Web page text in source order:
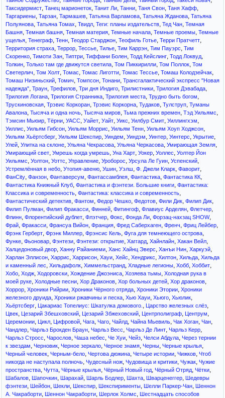
Таксидермист, Танец марионеток, Танит Ли, Танни, Таня Свон, Таня Хафф,
Таргариены, Тарзан, Тармашев, Татьяна Варламова, Татьяна Жданова, Татьяна
Полуянова, Татьяна Томах, Твидл, Теги: планы издательств, Тед Чан, Темная
Башня, Темная башня, Темная материя, Темные начала, Темные проемы, Темные
ущелья, Тенеграф, Тенн, Теодор Старджон, Теофиль Готье, Терри Пратчетт,
Территория страха, Террор, Тессье, Тилье, Тим Каррэн, Тим Пауэрс, Тим
Скоренко, Тимоти Зан, Типтри, Тиффани Болен, Тодд Кейслинг, Тодд Локвуд,
Толкин, Только там где движутся светила, Том Пиккирилли, Том Поллок, Том
Светерлич, Том Холт, Томас, Томас Лиготти, Томас Тессье, Томаш Колодзейчак,
Томаш Низиньский, Томич, Томпсон, Тонани, Трансгалактический экспресс "Новая
надежда", Траун, Трефилов, Три дня Индиго, Трилистники, Трилогия Дэвабада,
Трилогия Логана, Трилогия Странника, Трилогия места, Трудно быть богом,
Трускиновская, Трэвис Коркоран, Трэвис Коркорна, Тудаков, Тулструп, Туманы
Авалона, Тысяча и одна ночь, Тысяча миров, Тьма прежних времен, Тэд Уильямс,
Тэмсин Мьюир, Тёрни, УАСС, Уайет, Уайт, Уикс, Уилбур Смит, Уиллингхэм,
Уиллис, Уильям Гибсон, Уильям Моррис, Уильям Тенн, Уильям Хоуп Ходжсон,
Уильям Хьёртсберг, Уильям Шекспир, Уиндем, Уиндэм, Уинтер, Уинтерс, Укрытие,
Улей, Улитка на склоне, Ульяна Чекрасова, Ульяна Черкасова, Умирающая Земля,
Умирающий свет, Умрешь когда умрешь, Уна Харт, Уокер, Уоллес, Уолтер Йон
Уильямс, Уолтон, Уоттс, Управление, Уроборос, Урсула Ле Гуин, Успенский,
Устремлённая в небо, Утопия-авеню, Ушин, Уэлш, Ф. Джели Кларк, Фаворит,
ФанCity, Фанзон, Фантаверсум, Фантассамблея, Фантастика, Фантастика КК,
Фантастика Книжный Клуб, Фантастика и фэнтези. Большие книги, Фантастика:
Классика и современность, Фантастика: классика и современность,
Фантастический детектив, Фантом, Федор Чешко, Федотов, Фили Дик, Филип Дик,
Филип Пулман, Филип Фракасси, Финней, Фитингоф, Флавиус Арделян, Флетчер,
Флинн, Флорентийский дублет, Флэтчер, Фокс, Фонда Ли, Форзац-нахзац SHOW,
Фрай, Фракасси, Франсуа Вийон, Франция, Фред Саберхаген, Френч, Фриц Лейбер,
Фрэнк Герберт, Фрэнк Миллер, Фрэнсис Кель, Фуга для темнеющего острова,
Функе, Фьоновар, Фэнтези, Фэнтези: открытие, Хаггард, Хайнлайн, Хакан Вейл,
Халцедоновый двор, Ханну Райаниеми, Ханс Хайнц Эверс, Ханъи Нин, Харкуэй,
Харлан Эллисон, Харрис, Харрисон, Хауи, Хейс, Хендрикс, Хилтон, Хильда, Хильда
и каменный лес, Хильдафолк, Химмельстранд, Хладные легионы, Хобб, Хоббит,
Хобо, Ходж, Ходоровски, Хождение Джоэниса, Хозяева тьмы, Холодная рука в
моей руке, Холодные песни, Хор Драконов, Хор больных детей, Хор драконов,
Хоррор, Хроники Рийрии, Хроники Чёрного отряда, Хроники Этории, Хроники
железного друида, Хроники ржавчины и песка, Хью Хауи, Хьюго, Хьюлик,
Хьёртсберг, Цакариас Топелиус: Шкатулка домового. , Царство железных слёз,
Цвек, Цезарий Збешховский, Цезарий Збжеховский, Центрполиграф, Центрум,
Церемонии, Цикл, Цифровой, Чага, Чаго, Чайлд, Чайна Мьевиль, Чак Хоган, Чан,
Чандлер, Чарльз Брокден Браун, Чарльз Весс, Чарльз Де Линт, Чарльз Керр,
Чарльз Стросс, Чарослов, Чаша небес, Че Хуи, Чейз, Челси Абдула, Через тернии
к звездам, Черновик, Черное зеркало, Черное знамя, Черны, Черные крылья,
Черный человек, Черным-бело, Чертова дюжина, Четыре истории, Чижков, Чтоб
никогда не наступала полночь, Чудесный нож, Чудовища и критики, Чужак, Чужие
пространства, Чутта, Чёрные крылья, Чёрный Новый год, Чёрный Отряд, Чётки,
Шабалов, Шапочкин, Шарахай, Шарль Бодлер, Шахта, Шварценеггер, Шедевры
фэнтези, Шейбон, Шекли, Шекспир, Шекспирименты, Шелли Паркер-Чан, Шеннон
А. Чакраборти, Шеннон Чакраборти, Шерлок Холмс, Шестнадцать способов